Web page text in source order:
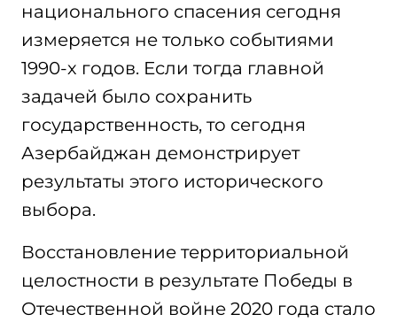
национального спасения сегодня
измеряется не только событиями
1990-х годов. Если тогда главной
задачей было сохранить
государственность, то сегодня
Азербайджан демонстрирует
результаты этого исторического
выбора.
Восстановление территориальной
целостности в результате Победы в
Отечественной войне 2020 года стало